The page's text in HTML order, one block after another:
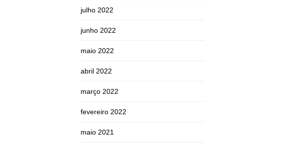
julho 2022
junho 2022
maio 2022
abril 2022
março 2022
fevereiro 2022
maio 2021